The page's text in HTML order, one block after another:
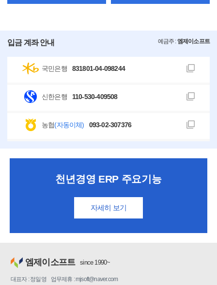
입금 계좌 안내 예금주 :엠제이소프트
국민은행 831801-04-098244
신한은행 110-530-409508
농협(자동이체) 093-02-307376
천년경영 ERP 주요기능
자세히 보기
엠제이소프트 since 1990~
대표자 : 정일영 업무제휴 : mjsoft@naver.com